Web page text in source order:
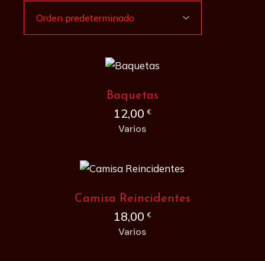
Baquetas
12,00€
Varios
Camisa Reincidentes
18,00€
Varios